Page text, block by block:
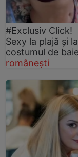
#Exclusiv Click!
Sexy la plajă și
costumul de
românești